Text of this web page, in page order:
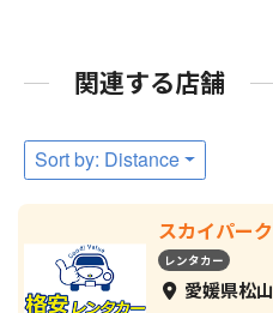
関連する店舗
Sort by: Distance
スカイパー
レンタカー
愛媛県松